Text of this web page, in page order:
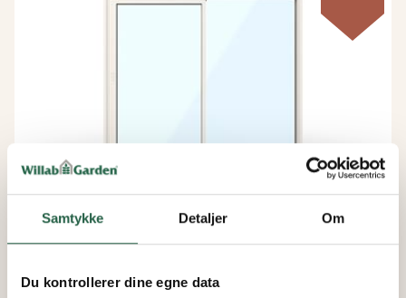
Samtykke Detaljer Om
Du kontrollerer dine egne data
Vinterhage Pluss
WG 100 Slimline – 2-delt